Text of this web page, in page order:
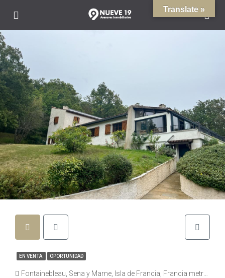
EN VENTA OPORTUNIDAD
Fontainebleau, Sena y Marne, Isla de Francia, Francia metropolitana, 77300, Francia, Francia, Sena y Marne
Translate »